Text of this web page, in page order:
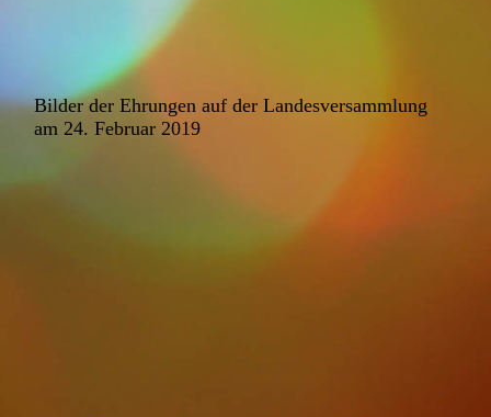
Bilder der Ehrungen auf der Landesversammlung
am 24. Februar 2019